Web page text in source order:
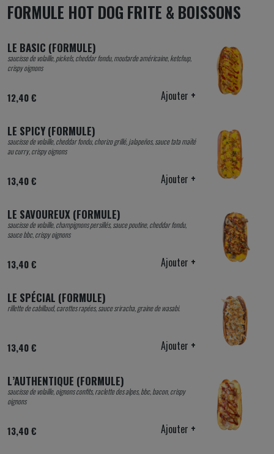
FORMULE HOT DOG FRITE & BOISSONS
LE BASIC (FORMULE)
saucisse de volaille, pickels, cheddar fondu, moutarde américaine, ketchup,
crispy oignons
12,40 € Ajouter +
LE SPICY (FORMULE)
saucisse de volaille, cheddar fondu, chorizo grillé, jalapeños, sauce tata maïté
au curry, crispy oignons
13,40 € Ajouter +
LE SAVOUREUX (FORMULE)
saucisse de volaille, champignons persillés, sauce poutine, cheddar fondu,
sauce bbc, crispy oignons
13,40 € Ajouter +
LE SPÉCIAL (FORMULE)
rillette de cabillaud, carottes rapées, sauce sriracha, graine de wasabi.
13,40 € Ajouter +
L’AUTHENTIQUE (FORMULE)
saucisse de volaille, oignons confits, raclette des alpes, bbc, bacon, crispy
oignons
13,40 € Ajouter +